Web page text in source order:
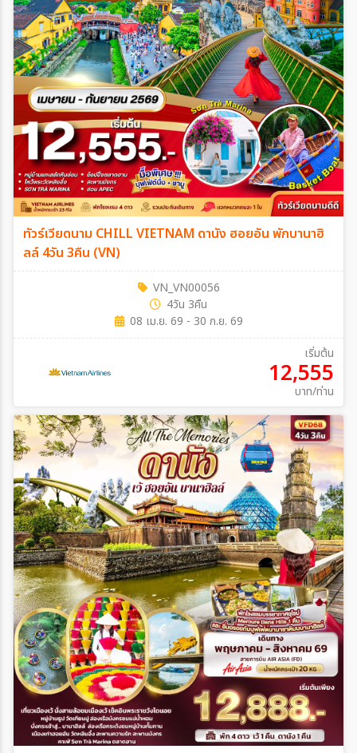
ทัวร์เวียดนาม CHILL VIETNAM ดานัง ฮอยอัน พักบานาฮิ
ลล์ 4วัน 3คืน (VN)
VN_VN00056
4วัน 3คืน
08 เม.ย. 69 - 30 ก.ย. 69
เริ่มต้น
12,555
บาท/ท่าน